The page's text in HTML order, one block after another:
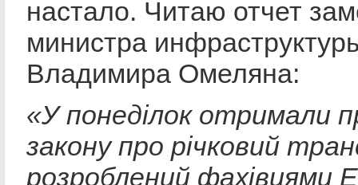
настало. Читаю отчет
министра
Владимира Омеляна:
«У понеділок отримали
закону про річковий
розроблений фахівцями